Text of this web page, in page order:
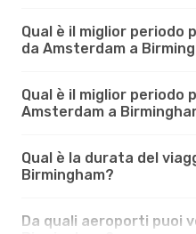
Qual è il miglior periodo
da Amsterdam a
Qual è il miglior periodo
Amsterdam a
Qual è la durata del
Birmingham?
Da quali aeroporti puoi